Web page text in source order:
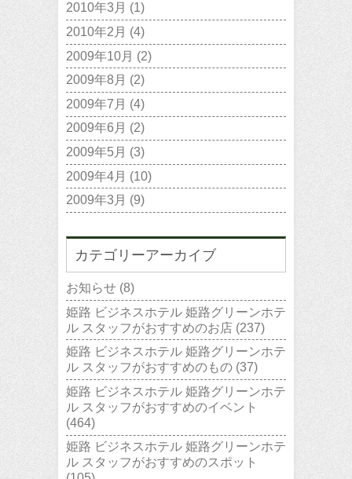
2010年3月 (1)
2010年2月 (4)
2009年10月 (2)
2009年8月 (2)
2009年7月 (4)
2009年6月 (2)
2009年5月 (3)
2009年4月 (10)
2009年3月 (9)
カテゴリーアーカイブ
お知らせ (8)
姫路 ビジネスホテル 姫路グリーンホテ
ル スタッフがおすすめのお店 (237)
姫路 ビジネスホテル 姫路グリーンホテ
ル スタッフがおすすめのもの (37)
姫路 ビジネスホテル 姫路グリーンホテ
ル スタッフがおすすめのイベント
(464)
姫路 ビジネスホテル 姫路グリーンホテ
ル スタッフがおすすめのスポット